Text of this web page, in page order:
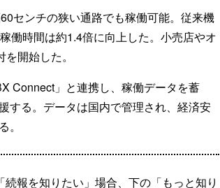
センチの狭い通路でも稼働可能。従来機
働時間は約1.4倍に向上した。小売店やオ
開始した。
Connect」と連携し、稼働データを蓄
する。データは国内で管理され、経済安
報を知りたい」場合、下の「もっと知り